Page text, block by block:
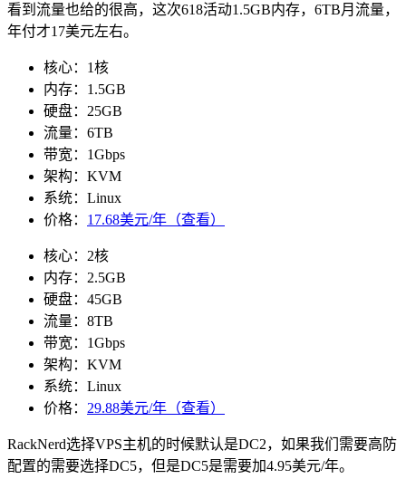
看到流量也给的很高，这次618活动1.5GB内存，6TB月流量，
年付才17美元左右。
核心：1核
内存：1.5GB
硬盘：25GB
流量：6TB
带宽：1Gbps
架构：KVM
系统：Linux
价格： 17.68美元/年（查看）
核心：2核
内存：2.5GB
硬盘：45GB
流量：8TB
带宽：1Gbps
架构：KVM
系统：Linux
价格： 29.88美元/年（查看）
RackNerd选择VPS主机的时候默认是DC2，如果我们需要高防
配置的需要选择DC5，但是DC5是需要加4.95美元/年。